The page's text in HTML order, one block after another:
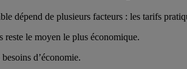
dépend de plusieurs facteurs : les tarifs
reste le moyen le plus économique.
d’économie.